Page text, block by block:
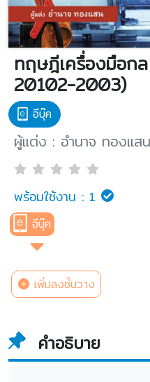
ทฤษฎีเครื่องมือก
20102-2003)
อีบุ๊ค
ผู้แต่ง : อำนาจ ทองแสน
พร้อมใช้งาน : 1
อีบุ๊ค
เพิ่มลงชั้นวาง
คำอธิบาย